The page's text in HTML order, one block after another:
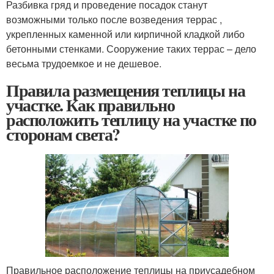
Разбивка гряд и проведение посадок станут
возможными только после возведения террас ,
укрепленных каменной или кирпичной кладкой либо
бетонными стенками. Сооружение таких террас – дело
весьма трудоемкое и не дешевое.
Правила размещения теплицы на
участке. Как правильно
расположить теплицу на участке по
сторонам света?
Правильное расположение теплицы на приусадебном